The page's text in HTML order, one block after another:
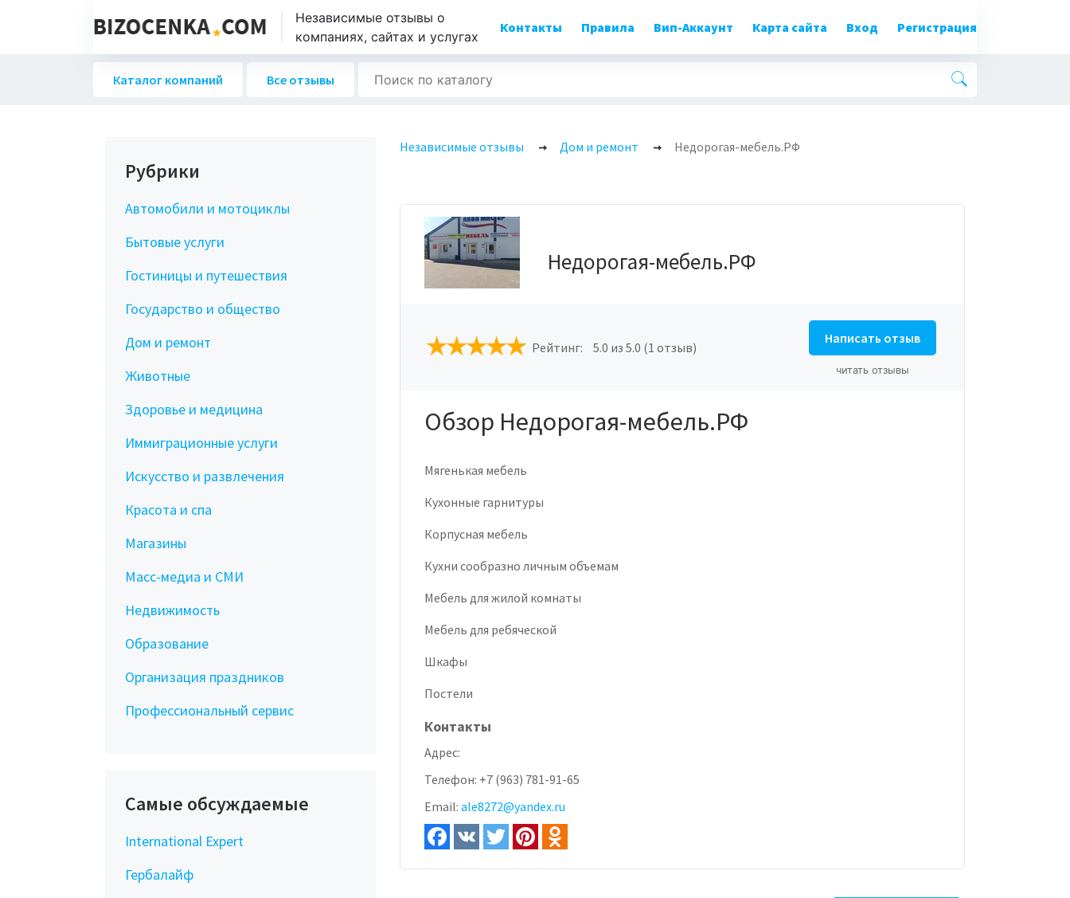
Независимые отзывы о
компаниях, сайтах и услугах
Контакты Правила Вип-Аккаунт Карта сайта Вход Регистрация
Каталог компаний Все отзывы
Независимые отзывы Дом и ремонт Недорогая-мебель.РФ
Недорогая-мебель.РФ
Рейтинг: 5.0 из 5.0 (1 отзыв)
Написать отзыв
читать отзывы
Обзор Недорогая-мебель.РФ
Мягенькая мебель
Кухонные гарнитуры
Корпусная мебель
Кухни сообразно личным объемам
Мебель для жилой комнаты
Мебель для ребяческой
Шкафы
Постели
Контакты
Адрес:
Телефон: +7 (963) 781-91-65
Email: ale8272@yandex.ru
Рубрики
Автомобили и мотоциклы
Бытовые услуги
Гостиницы и путешествия
Государство и общество
Дом и ремонт
Животные
Здоровье и медицина
Иммиграционные услуги
Искусство и развлечения
Красота и спа
Магазины
Масс-медиа и СМИ
Недвижимость
Образование
Организация праздников
Профессиональный сервис
Самые обсуждаемые
International Expert
Гербалайф